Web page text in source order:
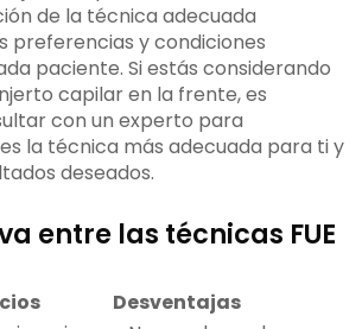
de la técnica adecuada
preferencias y condiciones
paciente. Si estás considerando
capilar en la frente, es
con un experto para
la técnica más adecuada para ti y
deseados.
entre las técnicas FUE
Desventajas